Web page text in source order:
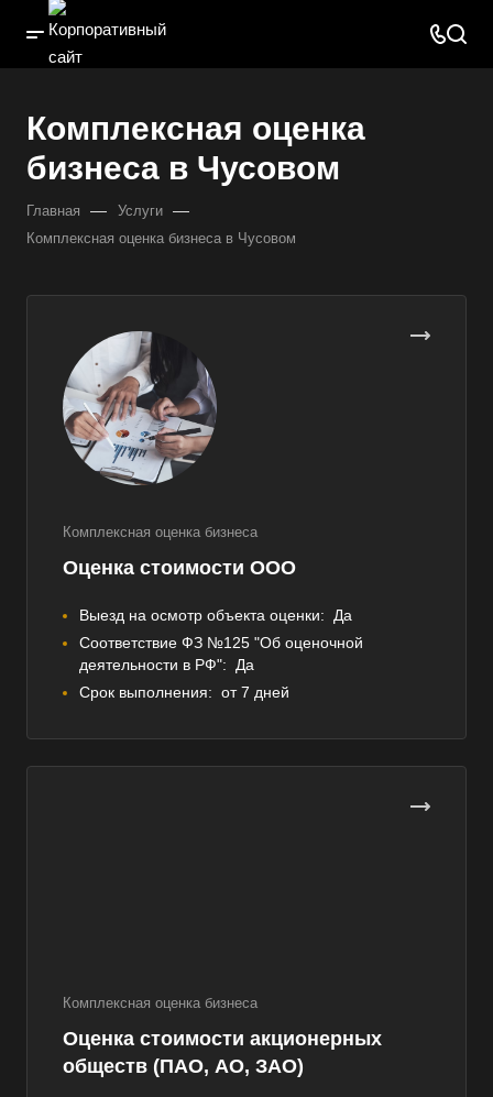
Комплексная оценка
бизнеса в Чусовом
Главная — Услуги —
Комплексная оценка бизнеса в Чусовом
Комплексная оценка бизнеса
Оценка стоимости ООО
Выезд на осмотр объекта оценки:
Да
Соответствие ФЗ №125 "Об оценочной
деятельности в РФ":
Да
Срок выполнения: от 7 дней
Комплексная оценка бизнеса
Оценка стоимости акционерных
обществ (ПАО, АО, ЗАО)